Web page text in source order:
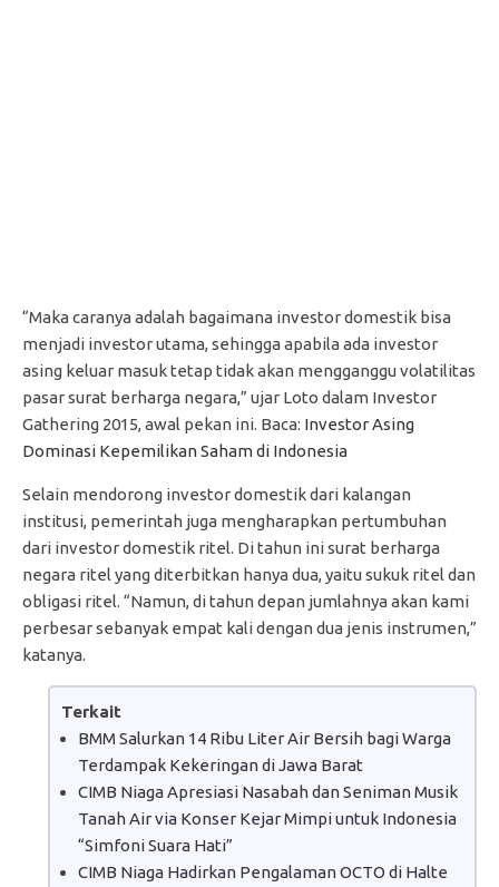
“Maka caranya adalah bagaimana investor domestik bisa
menjadi investor utama, sehingga apabila ada investor
asing keluar masuk tetap tidak akan mengganggu volatilitas
pasar surat berharga negara,” ujar Loto dalam Investor
Gathering 2015, awal pekan ini. Baca: Investor Asing
Dominasi Kepemilikan Saham di Indonesia
Selain mendorong investor domestik dari kalangan
institusi, pemerintah juga mengharapkan pertumbuhan
dari investor domestik ritel. Di tahun ini surat berharga
negara ritel yang diterbitkan hanya dua, yaitu sukuk ritel dan
obligasi ritel. “Namun, di tahun depan jumlahnya akan kami
perbesar sebanyak empat kali dengan dua jenis instrumen,”
katanya.
Terkait
BMM Salurkan 14 Ribu Liter Air Bersih bagi Warga
Terdampak Kekeringan di Jawa Barat
CIMB Niaga Apresiasi Nasabah dan Seniman Musik
Tanah Air via Konser Kejar Mimpi untuk Indonesia
“Simfoni Suara Hati”
CIMB Niaga Hadirkan Pengalaman OCTO di Halte